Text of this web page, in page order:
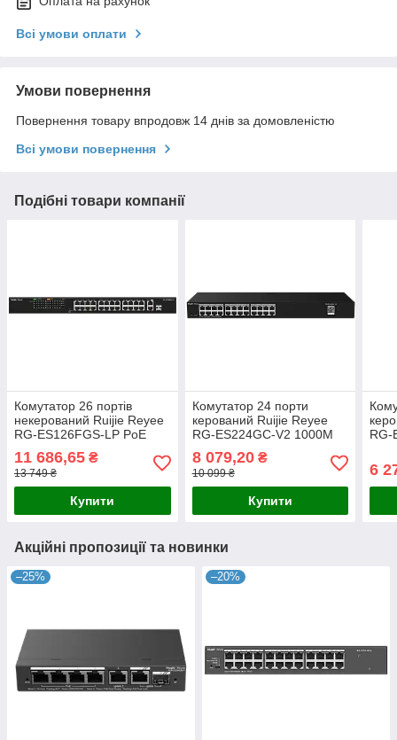
Всі умови оплати
Умови повернення
Повернення товару впродовж 14 днів за домовленістю
Всі умови повернення
Подібні товари компанії
Комутатор 26 портів
некерований Ruijie Reyee
RG-ES126FGS-LP PoE
11 686,65 ₴
13 749 ₴
Купити
Комутатор 24 порти
керований Ruijie Reyee
RG-ES224GC-V2 1000M
8 079,20₴
10 099 ₴
Купити
RG-
6
Акційні пропозиції та новинки
–25% –20%